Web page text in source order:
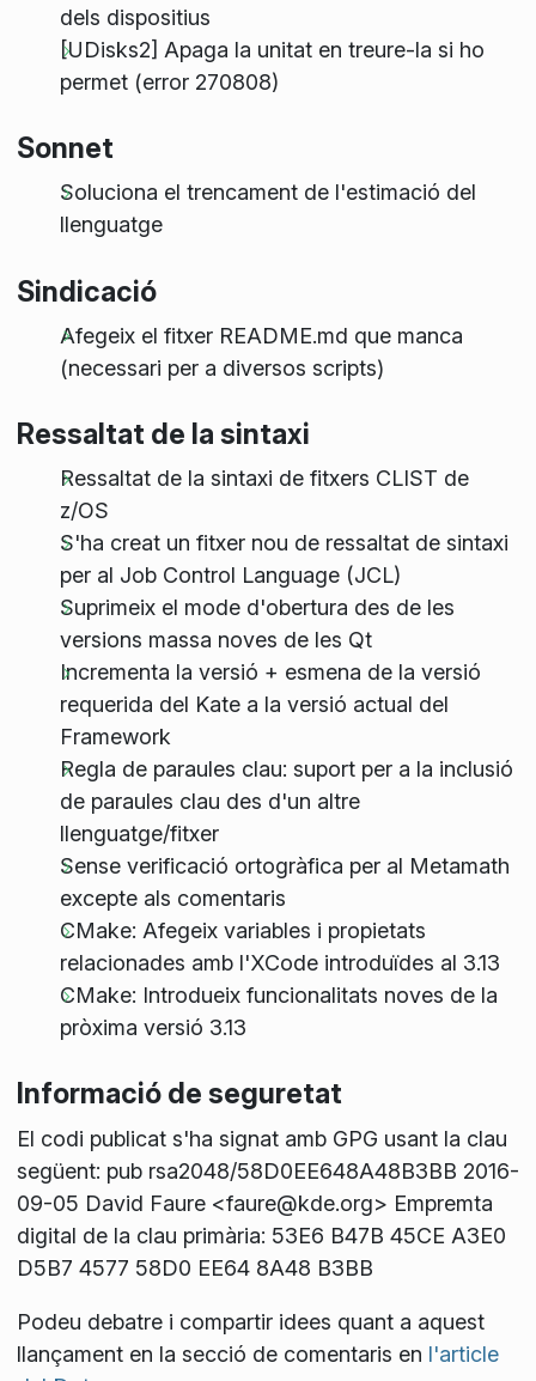
dels dispositius
[UDisks2] Apaga la unitat en treure-la si ho
permet (error 270808)
Sonnet
Soluciona el trencament de l'estimació del
llenguatge
Sindicació
Afegeix el fitxer README.md que manca
(necessari per a diversos scripts)
Ressaltat de la sintaxi
Ressaltat de la sintaxi de fitxers CLIST de
z/OS
S'ha creat un fitxer nou de ressaltat de sintaxi
per al Job Control Language (JCL)
Suprimeix el mode d'obertura des de les
versions massa noves de les Qt
Incrementa la versió + esmena de la versió
requerida del Kate a la versió actual del
Framework
Regla de paraules clau: suport per a la inclusió
de paraules clau des d'un altre
llenguatge/fitxer
Sense verificació ortogràfica per al Metamath
excepte als comentaris
CMake: Afegeix variables i propietats
relacionades amb l'XCode introduïdes al 3.13
CMake: Introdueix funcionalitats noves de la
pròxima versió 3.13
Informació de seguretat
El codi publicat s'ha signat amb GPG usant la clau
següent: pub rsa2048/58D0EE648A48B3BB 2016-
09-05 David Faure <faure@kde.org> Empremta
digital de la clau primària: 53E6 B47B 45CE A3E0
D5B7 4577 58D0 EE64 8A48 B3BB
Podeu debatre i compartir idees quant a aquest
llançament en la secció de comentaris en l'article